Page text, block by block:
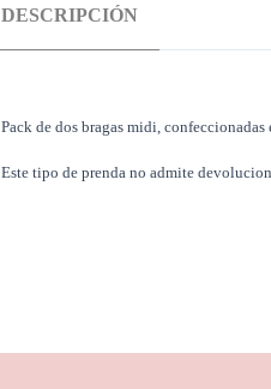
DESCRIPCIÓN
Pack de dos bragas midi,
Este tipo de prenda no admite